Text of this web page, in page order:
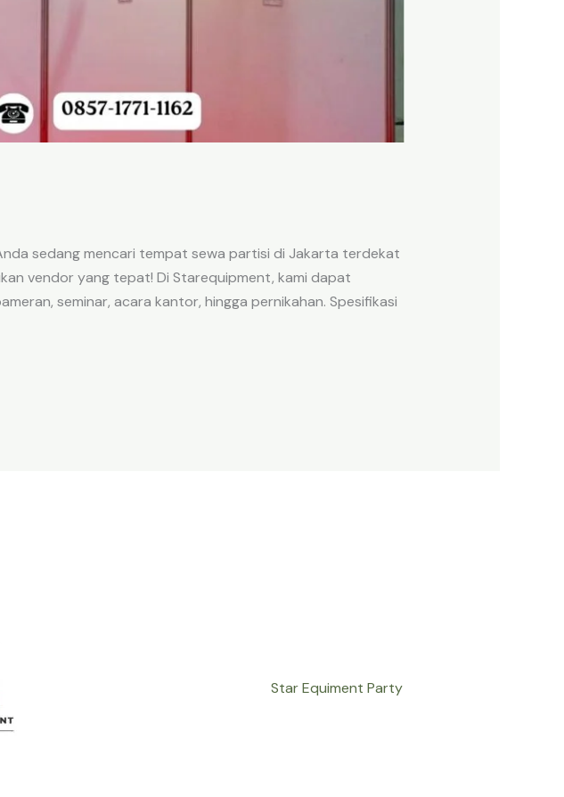
sedang mencari tempat sewa partisi di Jakarta terdekat
vendor yang tepat! Di Starequipment, kami dapat
seminar, acara kantor, hingga pernikahan. Spesifikasi
Star Equiment Party